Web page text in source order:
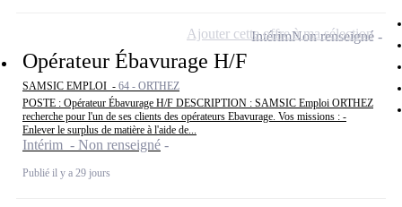
Opérateur Ébavurage H/F
SAMSIC EMPLOI - 64 - ORTHEZ
POSTE : Opérateur Ébavurage H/F DESCRIPTION : SAMSIC Emploi ORTHEZ
recherche pour l'un de ses clients des opérateurs Ebavurage. Vos missions : -
Enlever le surplus de matière à l'aide de...
Intérim - Non renseigné
Publié il y a 29 jours
IntérimNon renseigné
Ajouter cette offre à ma sélection